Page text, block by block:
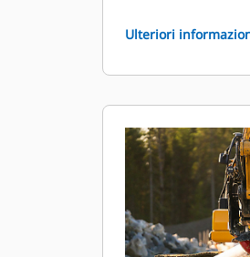
per soddisfare
standard in
quali scavo,
movimenti
riposizionare
Utilizzate il
rimuovere
Ulteriori